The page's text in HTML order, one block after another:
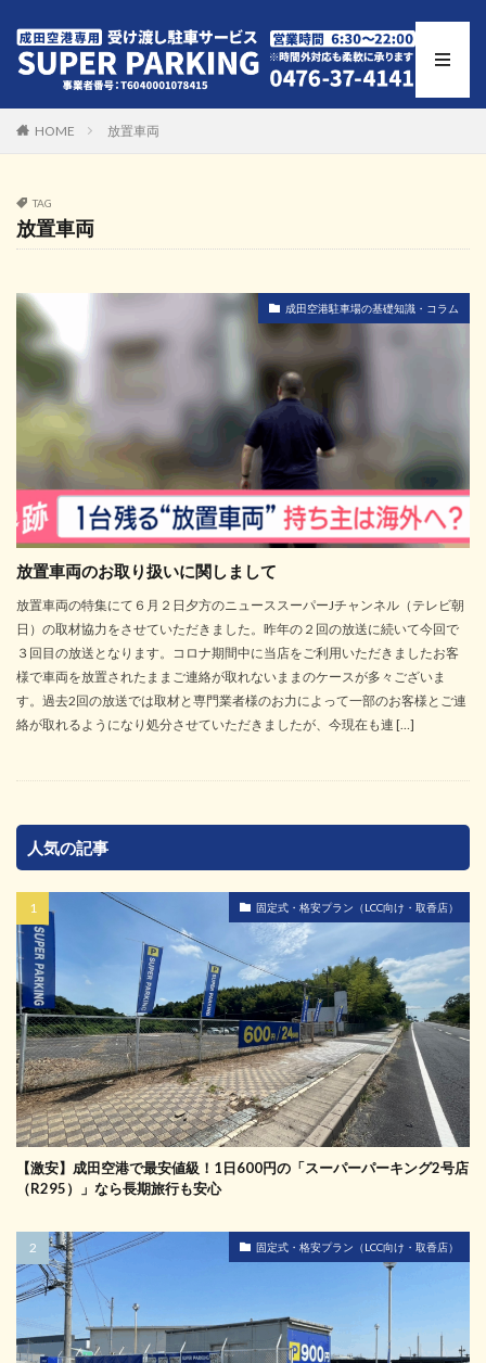
HOME 放置車両
TAG
放置車両
成田空港駐車場の基礎知識・コラム
放置車両のお取り扱いに関しまして
放置車両の特集にて６月２日夕方のニューススーパーJチャンネル（テレビ朝
日）の取材協力をさせていただきました。昨年の２回の放送に続いて今回で
３回目の放送となります。コロナ期間中に当店をご利用いただきましたお客
様で車両を放置されたままご連絡が取れないままのケースが多々ございま
す。過去2回の放送では取材と専門業者様のお力によって一部のお客様とご連
絡が取れるようになり処分させていただきましたが、今現在も連 […]
人気の記事
固定式・格安プラン（LCC向け・取香店）
【激安】成田空港で最安値級！1日600円の「スーパーパーキング2号店
（R295）」なら長期旅行も安心
固定式・格安プラン（LCC向け・取香店）